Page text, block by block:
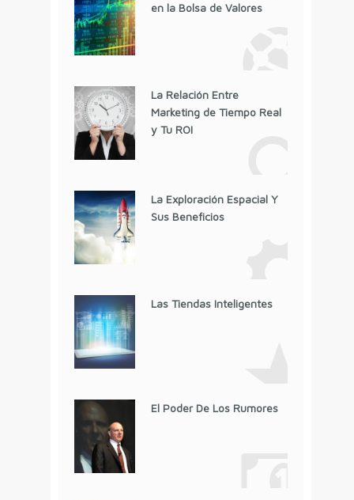
en la Bolsa de Valores
La Relación Entre
Marketing de Tiempo Real
y Tu ROI
La Exploración Espacial Y
Sus Beneficios
Las Tiendas Inteligentes
El Poder De Los Rumores